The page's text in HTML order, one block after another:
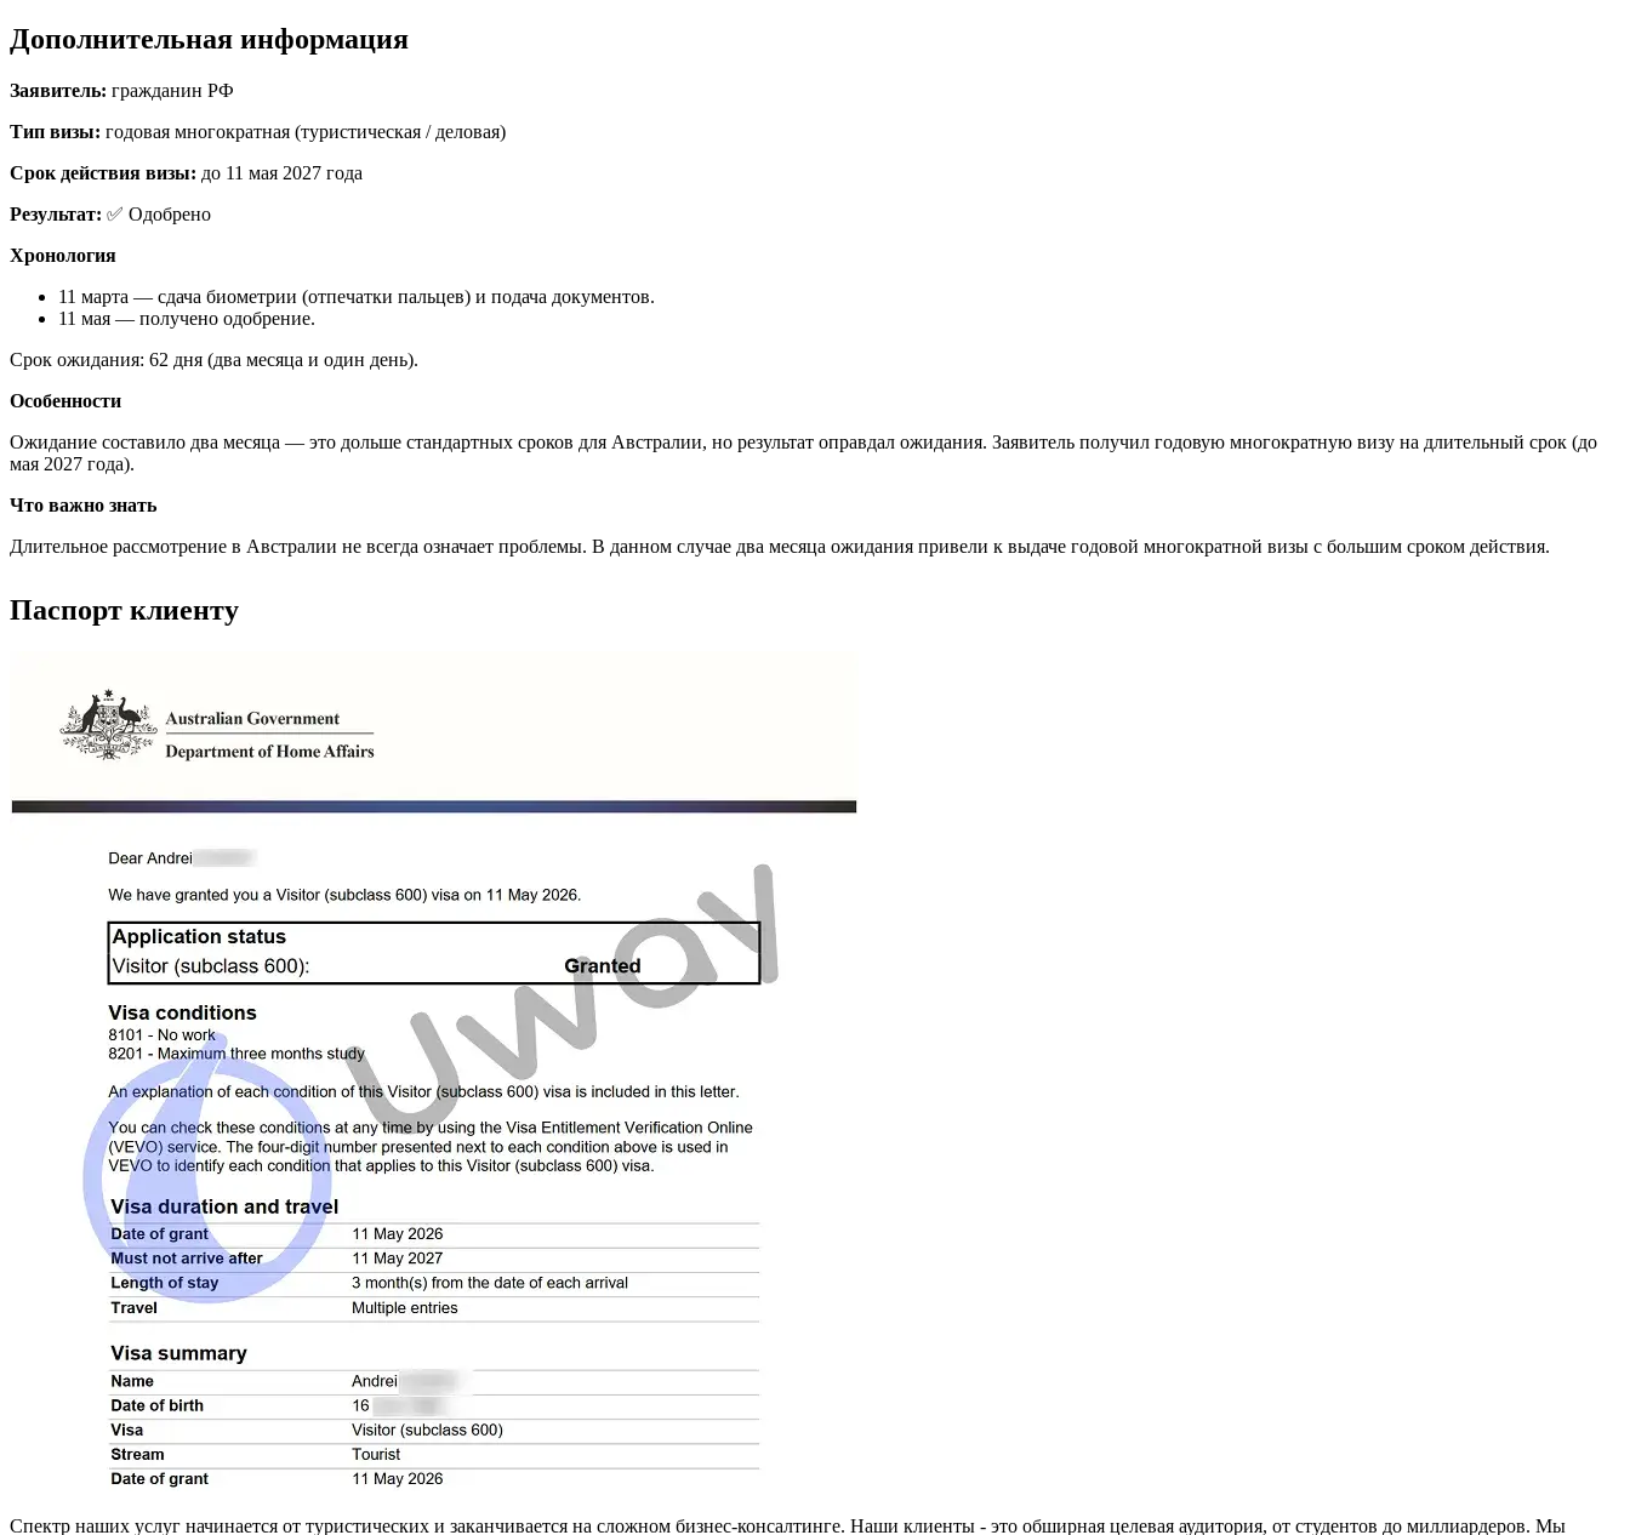
Дополнительная информация
Заявитель: гражданин РФ
Тип визы: годовая многократная (туристическая / деловая)
Срок действия визы: до 11 мая 2027 года
Результат: ✅ Одобрено
Хронология
11 марта — сдача биометрии (отпечатки пальцев) и подача документов.
11 мая — получено одобрение.
Срок ожидания: 62 дня (два месяца и один день).
Особенности
Ожидание составило два месяца — это дольше стандартных сроков для Австралии, но результат оправдал ожидания. Заявитель получил годовую многократную визу на длительный срок (до
мая 2027 года).
Что важно знать
Длительное рассмотрение в Австралии не всегда означает проблемы. В данном случае два месяца ожидания привели к выдаче годовой многократной визы с большим сроком действия.
Паспорт клиенту
Спектр наших услуг начинается от туристических и заканчивается на сложном бизнес-консалтинге. Наши клиенты - это обширная целевая аудитория, от студентов до миллиардеров. Мы